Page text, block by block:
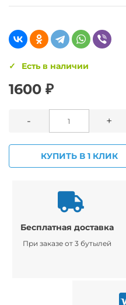
Есть в наличии
1600 ₽
- +
КУПИТЬ В 1 КЛИК
Бесплатная доставка
При заказе от 3 бутылей